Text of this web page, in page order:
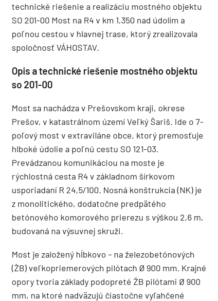
technické riešenie a realizáciu mostného objektu
SO 201-00 Most na R4 v km 1,350 nad údolím a
poľnou cestou v hlavnej trase, ktorý zrealizovala
spoločnosť VÁHOSTAV.
Opis a technické riešenie mostného objektu
so 201-00
Most sa nachádza v Prešovskom kraji, okrese
Prešov, v katastrálnom území Veľký Šariš. Ide o 7-
poľový most v extraviláne obce, ktorý premosťuje
hlboké údolie a poľnú cestu SO 121-03.
Prevádzanou komunikáciou na moste je
rýchlostná cesta R4 v základnom šírkovom
usporiadaní R 24,5/100. Nosná konštrukcia (NK) je
z monolitického, dodatočne predpätého
betónového komorového prierezu s výškou 2,6 m,
budovaná na výsuvnej skruži.
Most je založený hĺbkovo – na železobetónových
(ŽB) veľkopriemerových pilótach Ø 900 mm. Krajné
opory tvoria základy podopreté ŽB pilótami Ø 900
mm, na ktoré nadväzujú čiastočne vyľahčené